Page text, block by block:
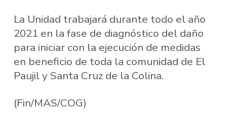
La Unidad trabajará durante todo el año
2021 en la fase de diagnóstico del daño
para iniciar con la ejecución de medidas
en beneficio de toda la comunidad de El
Paujil y Santa Cruz de la Colina.
(Fin/MAS/COG)